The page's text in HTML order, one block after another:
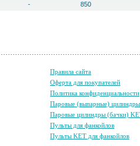
- 850
Правила сайта
Оферта для покупателей
Политика конфиденциальности
Паровые (выпарные) цилиндры
Паровые цилиндры (бачки)
Пульты для фанкойлов
Пульты KET для фанкойлов